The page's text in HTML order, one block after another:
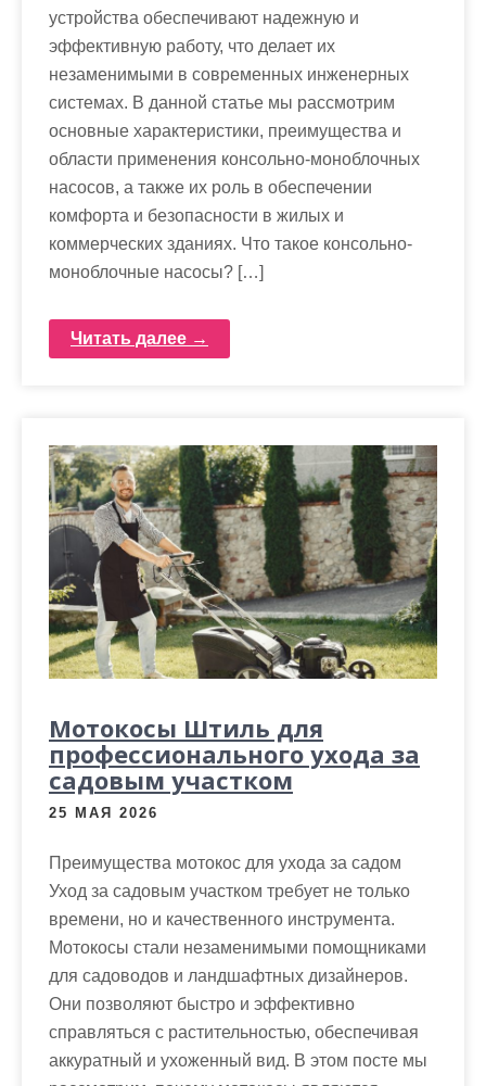
устройства обеспечивают надежную и
эффективную работу, что делает их
незаменимыми в современных инженерных
системах. В данной статье мы рассмотрим
основные характеристики, преимущества и
области применения консольно-моноблочных
насосов, а также их роль в обеспечении
комфорта и безопасности в жилых и
коммерческих зданиях. Что такое консольно-
моноблочные насосы? […]
Читать далее →
Мотокосы Штиль для
профессионального ухода за
садовым участком
25 МАЯ 2026
Преимущества мотокос для ухода за садом
Уход за садовым участком требует не только
времени, но и качественного инструмента.
Мотокосы стали незаменимыми помощниками
для садоводов и ландшафтных дизайнеров.
Они позволяют быстро и эффективно
справляться с растительностью, обеспечивая
аккуратный и ухоженный вид. В этом посте мы